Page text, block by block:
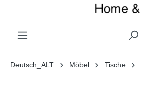
Deutsch_ALT Möbel Tische